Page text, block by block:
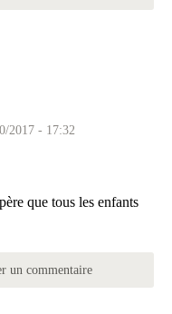
2017 - 17:32
que tous les enfants
un commentaire